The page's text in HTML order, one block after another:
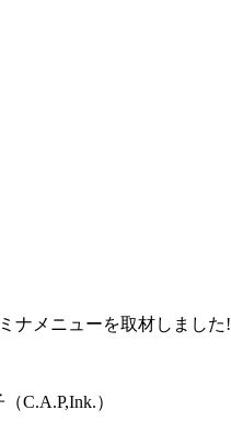
ナメニューを取材しました!
C.A.P,Ink.）